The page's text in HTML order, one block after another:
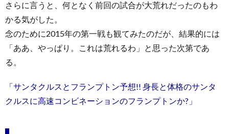
さらに言うと、何となく前回の試合が大荒れだったのもわ
かる気がした。
念のために2015年の第一戦も観てみたのだが、結果的には
「ああ、やっぱり。これは荒れるわ」と思った次第であ
る。
「サンタクルスとフランプトン予想!! 身長と体格のサンタ
クルスに高速コンビネーションのフランプトンか?」